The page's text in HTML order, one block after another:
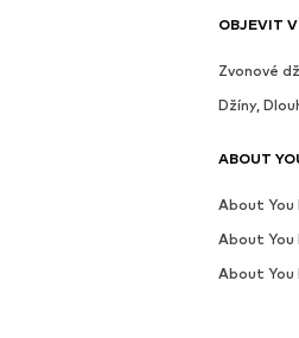
OBJEVIT
Zvonové
Džíny,
ABOUT
About You
About You
About You